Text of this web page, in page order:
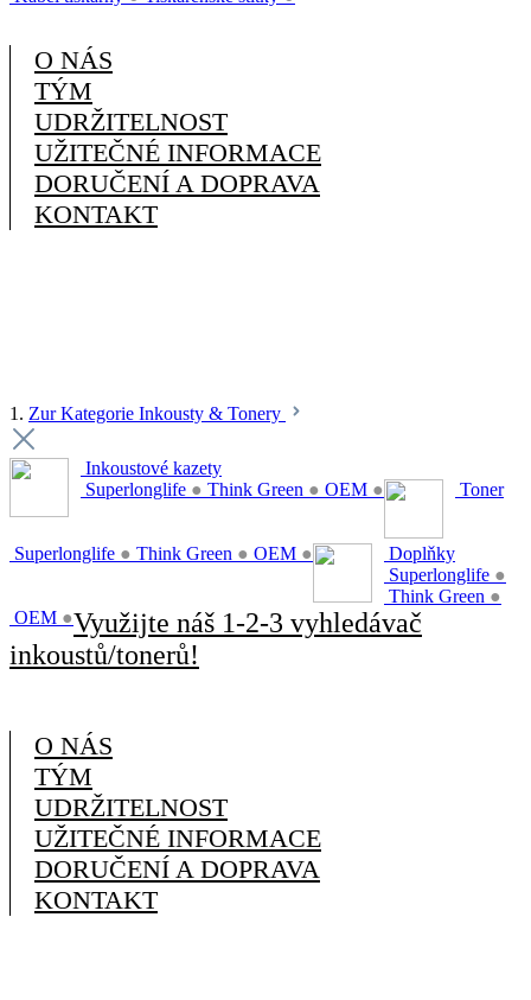
O NÁS
TÝM
UDRŽITELNOST
UŽITEČNÉ INFORMACE
DORUČENÍ A DOPRAVA
KONTAKT
1. Zur Kategorie Inkousty & Tonery
Inkoustové kazety
Superlonglife ● Think Green ● OEM ● Toner
Superlonglife ● Think Green ● OEM ●
Doplňky
Superlonglife ●
Think Green ●
OEM ●Využijte náš 1-2-3 vyhledávač
inkoustů/tonerů!
O NÁS
TÝM
UDRŽITELNOST
UŽITEČNÉ INFORMACE
DORUČENÍ A DOPRAVA
KONTAKT